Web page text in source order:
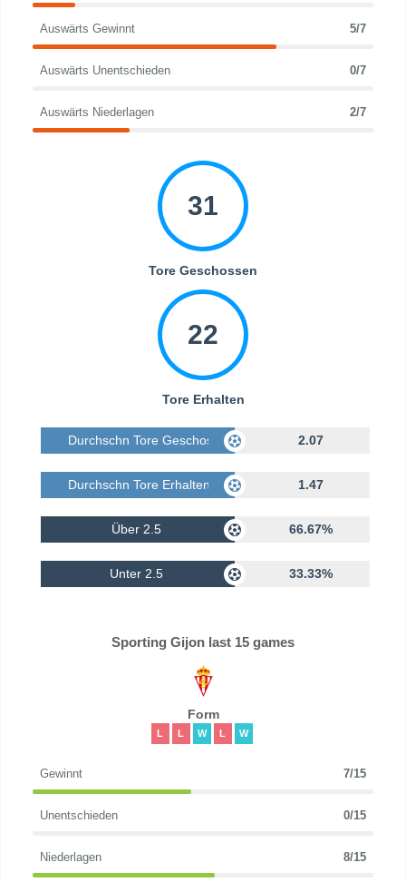
Auswärts Gewinnt 5/7
Auswärts Unentschieden 0/7
Auswärts Niederlagen 2/7
31
Tore Geschossen
22
Tore Erhalten
Durchschn Tore Geschossen 2.07
Durchschn Tore Erhalten 1.47
Über 2.5 66.67%
Unter 2.5 33.33%
Sporting Gijon last 15 games
Form
L L W L W
Gewinnt 7/15
Unentschieden 0/15
Niederlagen 8/15